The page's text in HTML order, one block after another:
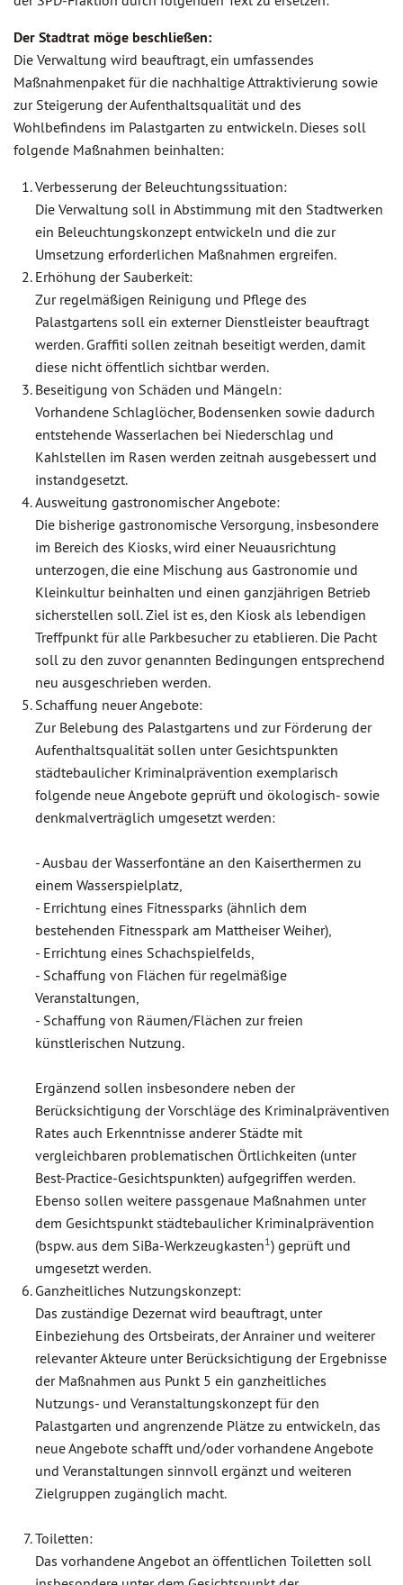
Der Stadtrat möge beschließen:
Die Verwaltung wird beauftragt, ein umfassendes
Maßnahmenpaket für die nachhaltige Attraktivierung sowie
zur Steigerung der Aufenthaltsqualität und des
Wohlbefindens im Palastgarten zu entwickeln. Dieses soll
folgende Maßnahmen beinhalten:
Verbesserung der Beleuchtungssituation:
Die Verwaltung soll in Abstimmung mit den Stadtwerken
ein Beleuchtungskonzept entwickeln und die zur
Umsetzung erforderlichen Maßnahmen ergreifen.
Erhöhung der Sauberkeit:
Zur regelmäßigen Reinigung und Pflege des
Palastgartens soll ein externer Dienstleister beauftragt
werden. Graffiti sollen zeitnah beseitigt werden, damit
diese nicht öffentlich sichtbar werden.
Beseitigung von Schäden und Mängeln:
Vorhandene Schlaglöcher, Bodensenken sowie dadurch
entstehende Wasserlachen bei Niederschlag und
Kahlstellen im Rasen werden zeitnah ausgebessert und
instandgesetzt.
Ausweitung gastronomischer Angebote:
Die bisherige gastronomische Versorgung, insbesondere
im Bereich des Kiosks, wird einer Neuausrichtung
unterzogen, die eine Mischung aus Gastronomie und
Kleinkultur beinhalten und einen ganzjährigen Betrieb
sicherstellen soll. Ziel ist es, den Kiosk als lebendigen
Treffpunkt für alle Parkbesucher zu etablieren. Die Pacht
soll zu den zuvor genannten Bedingungen entsprechend
neu ausgeschrieben werden.
Schaffung neuer Angebote:
Zur Belebung des Palastgartens und zur Förderung der
Aufenthaltsqualität sollen unter Gesichtspunkten
städtebaulicher Kriminalprävention exemplarisch
folgende neue Angebote geprüft und ökologisch- sowie
denkmalverträglich umgesetzt werden:
- Ausbau der Wasserfontäne an den Kaiserthermen zu
einem Wasserspielplatz,
- Errichtung eines Fitnessparks (ähnlich dem
bestehenden Fitnesspark am Mattheiser Weiher),
- Errichtung eines Schachspielfelds,
- Schaffung von Flächen für regelmäßige
Veranstaltungen,
- Schaffung von Räumen/Flächen zur freien
künstlerischen Nutzung.
Ergänzend sollen insbesondere neben der
Berücksichtigung der Vorschläge des Kriminalpräventiven
Rates auch Erkenntnisse anderer Städte mit
vergleichbaren problematischen Örtlichkeiten (unter
Best-Practice-Gesichtspunkten) aufgegriffen werden.
Ebenso sollen weitere passgenaue Maßnahmen unter
dem Gesichtspunkt städtebaulicher Kriminalprävention
(bspw. aus dem SiBa-Werkzeugkasten1) geprüft und
umgesetzt werden.
Ganzheitliches Nutzungskonzept:
Das zuständige Dezernat wird beauftragt, unter
Einbeziehung des Ortsbeirats, der Anrainer und weiterer
relevanter Akteure unter Berücksichtigung der Ergebnisse
der Maßnahmen aus Punkt 5 ein ganzheitliches
Nutzungs- und Veranstaltungskonzept für den
Palastgarten und angrenzende Plätze zu entwickeln, das
neue Angebote schafft und/oder vorhandene Angebote
und Veranstaltungen sinnvoll ergänzt und weiteren
Zielgruppen zugänglich macht.
Toiletten:
Das vorhandene Angebot an öffentlichen Toiletten soll